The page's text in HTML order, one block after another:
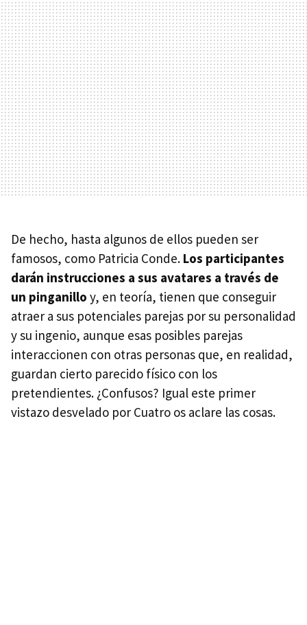
De hecho, hasta algunos de ellos pueden ser
famosos, como Patricia Conde. Los participantes
darán instrucciones a sus avatares a través de
un pinganillo y, en teoría, tienen que conseguir
atraer a sus potenciales parejas por su personalidad
y su ingenio, aunque esas posibles parejas
interaccionen con otras personas que, en realidad,
guardan cierto parecido físico con los
pretendientes. ¿Confusos? Igual este primer
vistazo desvelado por Cuatro os aclare las cosas.